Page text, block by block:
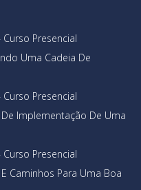
Presencial
Uma Cadeia De
Presencial
Implementação De Uma
Presencial
Caminhos Para Uma Boa